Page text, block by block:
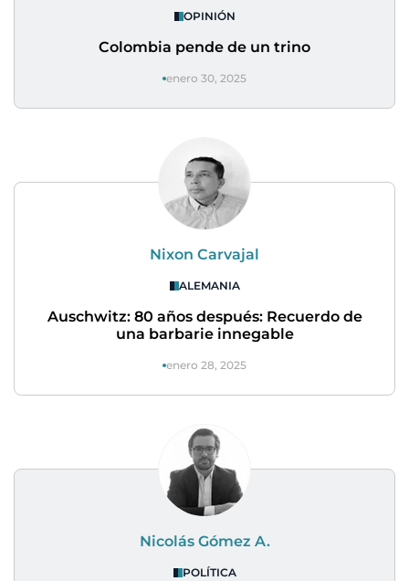
OPINIÓN
Colombia pende de un trino
enero 30, 2025
Nixon Carvajal
ALEMANIA
Auschwitz: 80 años después: Recuerdo de
una barbarie innegable
enero 28, 2025
Nicolás Gómez A.
POLÍTICA